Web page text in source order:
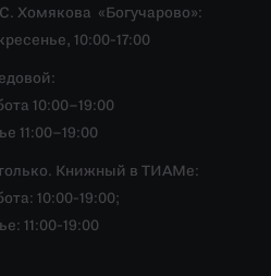
Хомякова «Богучарово»:
10:00-17:00
10:00–19:00
11:00–19:00
Книжный в ТИАМе:
10:00-19:00;
11:00-19:00